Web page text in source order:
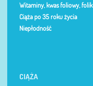
Witaminy, kwas foliowy, folik
Ciąża po 35 roku życia
Niepłodność
CIĄŻA